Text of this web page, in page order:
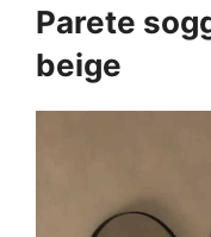
Parete
beige